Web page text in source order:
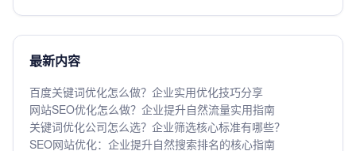
最新内容
百度关键词优化怎么做？企业实用优化技巧分享
网站SEO优化怎么做？企业提升自然流量实用指南
关键词优化公司怎么选？企业筛选核心标准有哪些？
SEO网站优化：企业提升自然搜索排名的核心指南